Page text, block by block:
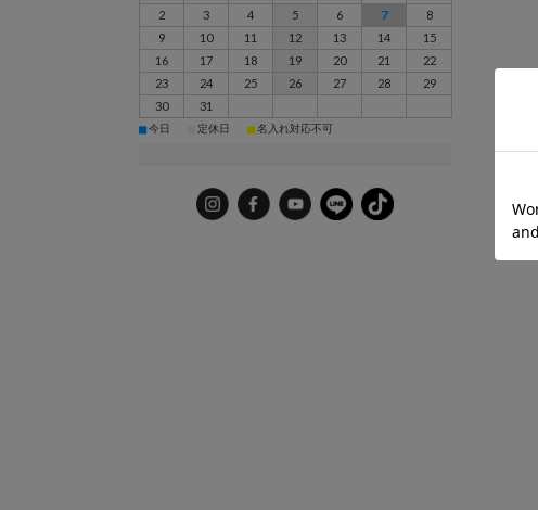
2
3 4 5 6 7
8
9
10 11 12 13 14
15
16
17 18 19 20 21
22
23
24 25 26 27 28
29
30
31
■今日 定休日 ■名入れ対応不可
InstagramFacebookYouTubeLINE